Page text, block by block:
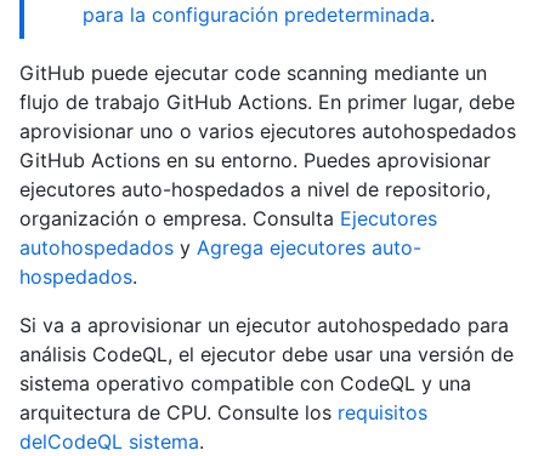
para la configuración predeterminada.
GitHub puede ejecutar code scanning mediante un
flujo de trabajo GitHub Actions. En primer lugar, debe
aprovisionar uno o varios ejecutores autohospedados
GitHub Actions en su entorno. Puedes aprovisionar
ejecutores auto-hospedados a nivel de repositorio,
organización o empresa. Consulta Ejecutores
autohospedados y Agrega ejecutores auto-
hospedados.
Si va a aprovisionar un ejecutor autohospedado para
análisis CodeQL, el ejecutor debe usar una versión de
sistema operativo compatible con CodeQL y una
arquitectura de CPU. Consulte los requisitos
delCodeQL sistema.